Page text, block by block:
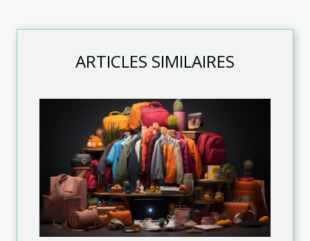
ARTICLES SIMILAIRES